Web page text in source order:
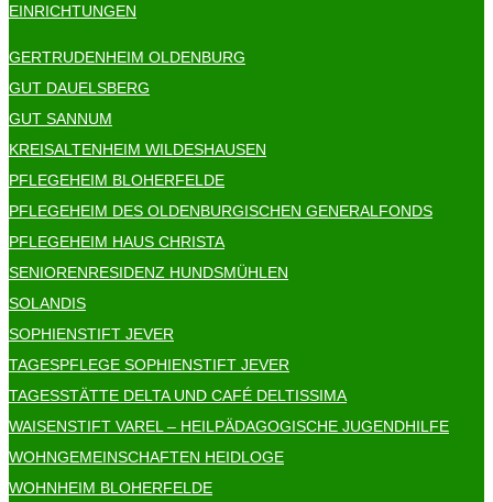
EINRICHTUNGEN
GERTRUDENHEIM OLDENBURG
GUT DAUELSBERG
GUT SANNUM
KREISALTENHEIM WILDESHAUSEN
PFLEGEHEIM BLOHERFELDE
PFLEGEHEIM DES OLDENBURGISCHEN GENERALFONDS
PFLEGEHEIM HAUS CHRISTA
SENIORENRESIDENZ HUNDSMÜHLEN
SOLANDIS
SOPHIENSTIFT JEVER
TAGESPFLEGE SOPHIENSTIFT JEVER
TAGESSTÄTTE DELTA UND CAFÉ DELTISSIMA
WAISENSTIFT VAREL – HEILPÄDAGOGISCHE JUGENDHILFE
WOHNGEMEINSCHAFTEN HEIDLOGE
WOHNHEIM BLOHERFELDE